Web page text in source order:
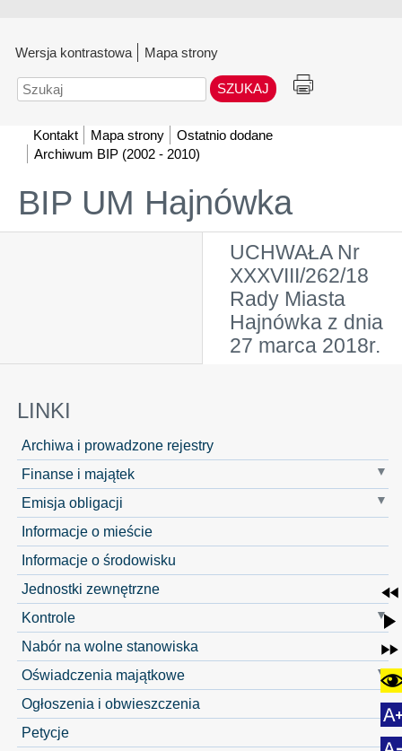
Wersja kontrastowa Mapa strony
Szukaj
Kontakt Mapa strony
Ostatnio dodane
Archiwum BIP (2002 - 2010)
BIP UM Hajnówka
UCHWAŁA Nr
XXXVIII/262/18
Rady Miasta
Hajnówka z dnia
27 marca 2018r.
LINKI
Archiwa i prowadzone rejestry
Finanse i majątek
Emisja obligacji
Informacje o mieście
Informacje o środowisku
Jednostki zewnętrzne
Kontrole
Nabór na wolne stanowiska
Oświadczenia majątkowe
Ogłoszenia i obwieszczenia
Petycje